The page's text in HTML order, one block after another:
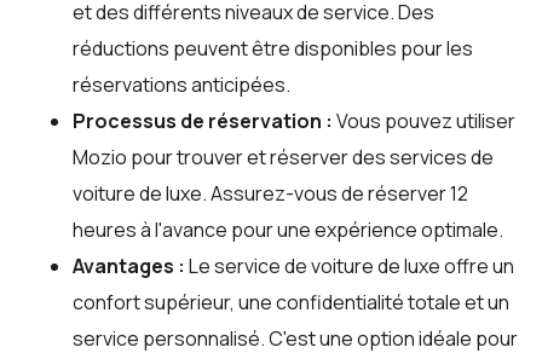
et des différents niveaux de service. Des
réductions peuvent être disponibles pour les
réservations anticipées.
Processus de réservation : Vous pouvez utiliser
Mozio pour trouver et réserver des services de
voiture de luxe. Assurez-vous de réserver 12
heures à l'avance pour une expérience optimale.
Avantages : Le service de voiture de luxe offre un
confort supérieur, une confidentialité totale et un
service personnalisé. C'est une option idéale pour